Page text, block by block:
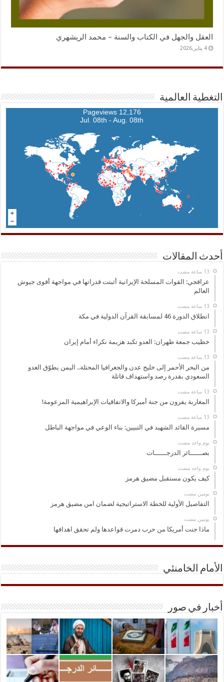
العقل والجهل في الكتاب والسنة – محمد الريشهري
4 يناير,2026
التغطية العالمية
12,176 Pageviews
Jul. 08th - Aug. 08th
أحدث المقالات
عراقجي: القوات المسلحة الإيرانية أثبتت قدراتها في مواجهة أقوى جيوش
العالم
انطلاق الدورة 46 لمسابقة القرآن الدولية في مكة
خطيب جمعة طهران: العدو تكبد هزيمة نكراء أمام إيران
من البحر الأحمر إلى خليج عدن والجغرافيا المحتلة.. اليمن يطوّق العدو
السعودي بقدرة رصد واستهداف قاتلة
المغاربة يفرون من جنة أميركا والاتفاقيات الإبراهيمية المزعومة!
مسيرة القائد الشهيد في التبيين: بناء الوعي في مواجهة الباطل
‏يوم واحد مضت
بصــــــائر الدرجــــــات
‏يوم واحد مضت
كيف يكون مستقبل مضيق هرمز
‏يومين مضت
التفاصيل الأولية للخطة الاستراتيجية لضمان امن مضيق هرمز
‏يومين مضت
ماذا جنت أمريكا من حرب دمرت قواعدها ولم تحقق اهدافها
الأمام الخامنئي
أخبار في صور